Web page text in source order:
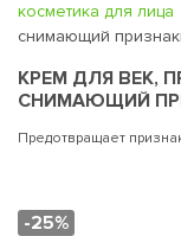
косметика для лица
снимающий
КРЕМ ДЛЯ ВЕК,
СНИМАЮЩИЙ
Предотвращает
-25%